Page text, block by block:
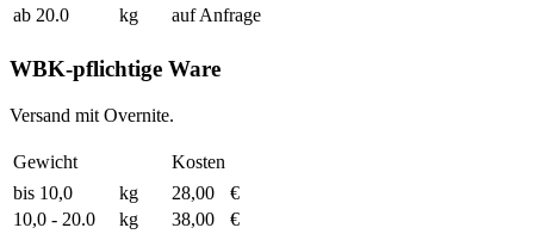
ab 20.0
kg auf Anfrage
WBK-pflichtige Ware
Versand mit Overnite.
Gewicht
Kosten
bis 10,0
kg 28,00
€
10,0 - 20.0
kg 38,00
€